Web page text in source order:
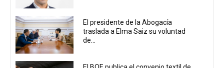
El presidente de la Abogacía
traslada a Elma Saiz su voluntad
de...